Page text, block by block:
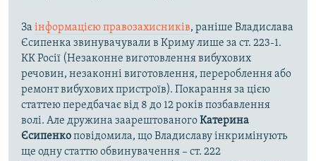
За інформацією правозахисників, раніше Владислава
Єсипенка звинувачували в Криму лише за ст. 223-1.
КК Росії (Незаконне виготовлення вибухових
речовин, незаконні виготовлення, перероблення або
ремонт вибухових пристроїв). Покарання за цією
статтею передбачає від 8 до 12 років позбавлення
волі. Але дружина заарештованогоКатерина
Єсипенкоповідомила, що Владиславу інкримінують
ще одну статтю обвинувачення – ст. 222